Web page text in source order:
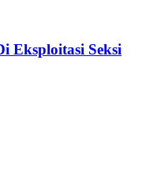
Eksploitasi Seksi